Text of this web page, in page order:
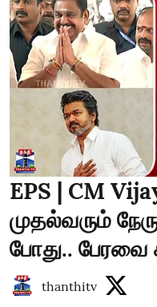
EPS | CM
முதல்வரும்
போது..
thanthitv